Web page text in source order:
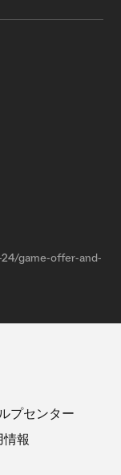
game-offer-and-